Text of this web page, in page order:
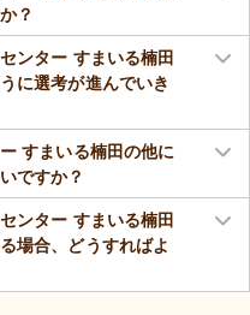
？
ンター すまいる楠田
に選考が進んでいき
すまいる楠田の他に
ですか？
ンター すまいる楠田
場合、どうすればよ